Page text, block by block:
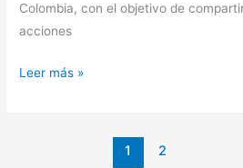
Colombia, con el objetivo de
acciones
Leer más »
1 2